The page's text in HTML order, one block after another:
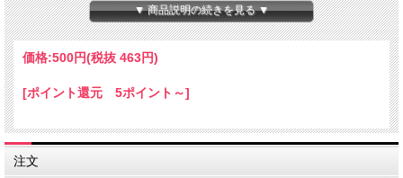
するものとなります。
何卒ご理解賜りますようお願い申し上げます。
詳細はこちら
▼ 商品説明の続きを見る ▼
価格:500円(税抜 463円)
[ポイント還元 5ポイント～]
注文